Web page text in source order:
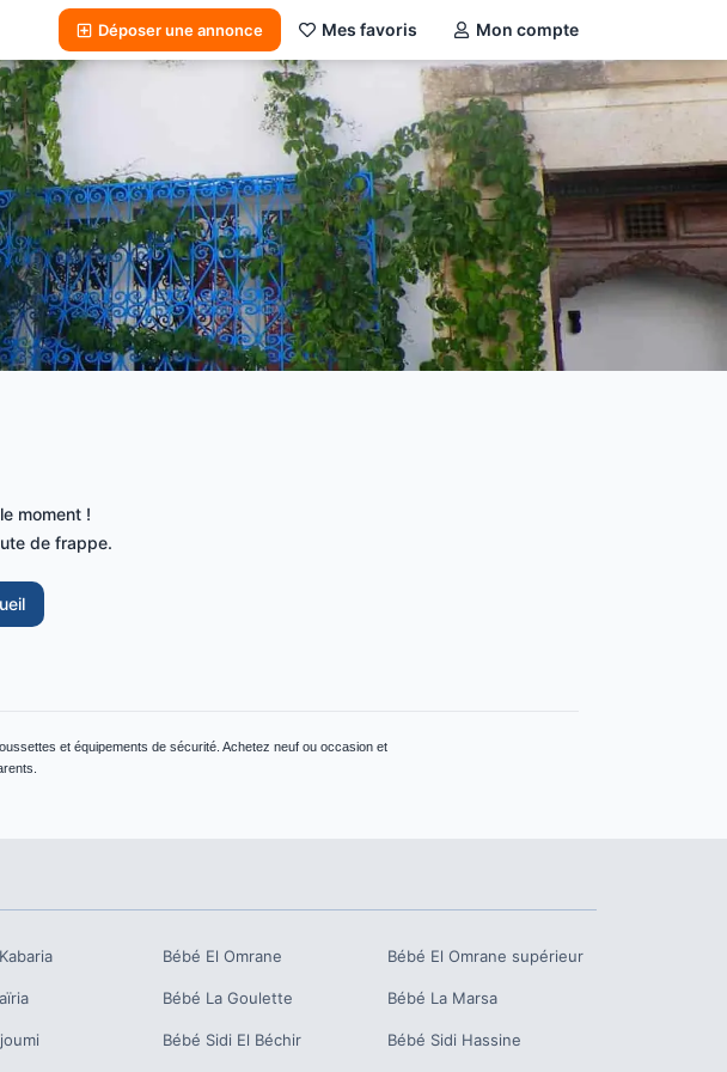
Déposer une annonce Mes favoris Mon compte
moment !
de frappe.
et équipements de sécurité. Achetez neuf ou occasion et
Bébé El Omrane Bébé El Omrane supérieur
Bébé La Goulette Bébé La Marsa
Bébé Sidi El Béchir Bébé Sidi Hassine